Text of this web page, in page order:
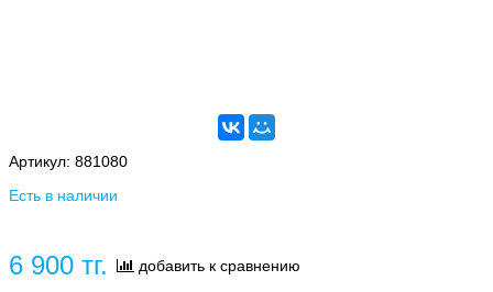
Артикул: 881080
Есть в наличии
6 900 тг. добавить к сравнению